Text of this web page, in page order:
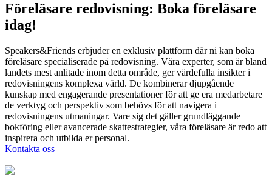
Föreläsare redovisning: Boka föreläsare
idag!
Speakers&Friends erbjuder en exklusiv plattform där ni kan boka
föreläsare specialiserade på redovisning. Våra experter, som är bland
landets mest anlitade inom detta område, ger värdefulla insikter i
redovisningens komplexa värld. De kombinerar djupgående
kunskap med engagerande presentationer för att ge era medarbetare
de verktyg och perspektiv som behövs för att navigera i
redovisningens utmaningar. Vare sig det gäller grundläggande
bokföring eller avancerade skattestrategier, våra föreläsare är redo att
inspirera och utbilda er personal.
Kontakta oss